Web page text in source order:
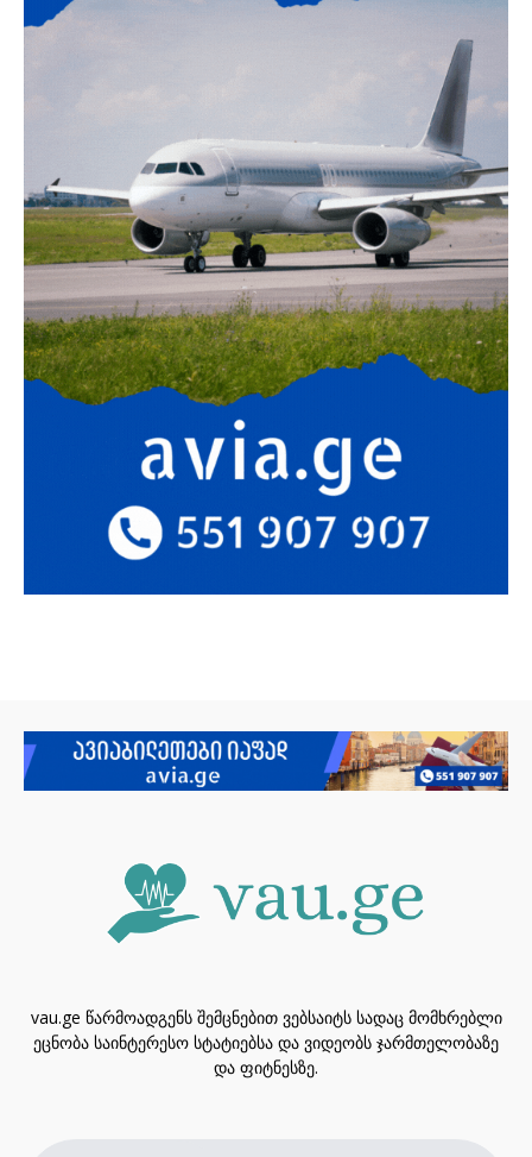
vau.ge წარმოადგენს შემცნებით ვებსაიტს სადაც მომხრებლი
ეცნობა საინტერესო სტატიებსა და ვიდეობს ჯარმთელობაზე
და ფიტნესზე.